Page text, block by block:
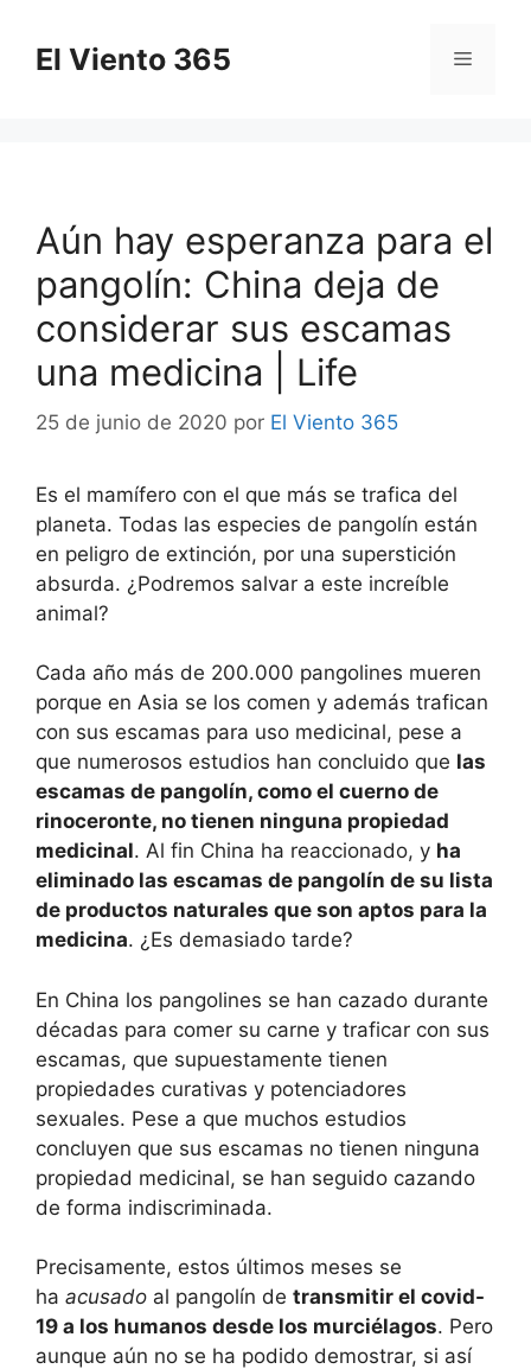
contenido
El Viento 365 Menú
Aún hay esperanza para el
pangolín: China deja de
considerar sus escamas
una medicina | Life
25 de junio de 2020 por El Viento 365
Es el mamífero con el que más se trafica del
planeta. Todas las especies de pangolín están
en peligro de extinción, por una superstición
absurda. ¿Podremos salvar a este increíble
animal?
Cada año más de 200.000 pangolines mueren
porque en Asia se los comen y además trafican
con sus escamas para uso medicinal, pese a
que numerosos estudios han concluido que las
escamas de pangolín, como el cuerno de
rinoceronte, no tienen ninguna propiedad
medicinal. Al fin China ha reaccionado, y ha
eliminado las escamas de pangolín de su lista
de productos naturales que son aptos para la
medicina. ¿Es demasiado tarde?
En China los pangolines se han cazado durante
décadas para comer su carne y traficar con sus
escamas, que supuestamente tienen
propiedades curativas y potenciadores
sexuales. Pese a que muchos estudios
concluyen que sus escamas no tienen ninguna
propiedad medicinal, se han seguido cazando
de forma indiscriminada.
Precisamente, estos últimos meses se
ha acusado al pangolín de transmitir el covid-
19 a los humanos desde los murciélagos. Pero
aunque aún no se ha podido demostrar, si así